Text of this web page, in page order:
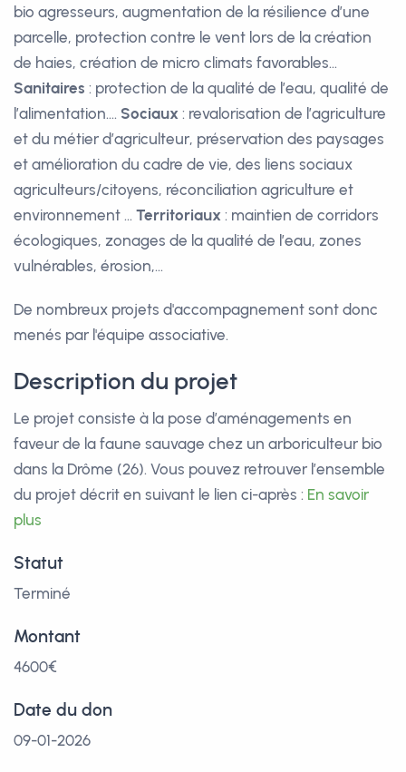
bio agresseurs, augmentation de la résilience d’une
parcelle, protection contre le vent lors de la création
de haies, création de micro climats favorables…
Sanitaires : protection de la qualité de l’eau, qualité de
l’alimentation…. Sociaux : revalorisation de l’agriculture
et du métier d’agriculteur, préservation des paysages
et amélioration du cadre de vie, des liens sociaux
agriculteurs/citoyens, réconciliation agriculture et
environnement … Territoriaux : maintien de corridors
écologiques, zonages de la qualité de l’eau, zones
vulnérables, érosion,…
De nombreux projets d'accompagnement sont donc
menés par l'équipe associative.
Description du projet
Le projet consiste à la pose d’aménagements en
faveur de la faune sauvage chez un arboriculteur bio
dans la Drôme (26). Vous pouvez retrouver l’ensemble
du projet décrit en suivant le lien ci-après : En savoir
plus
Statut
Terminé
Montant
4600€
Date du don
09-01-2026